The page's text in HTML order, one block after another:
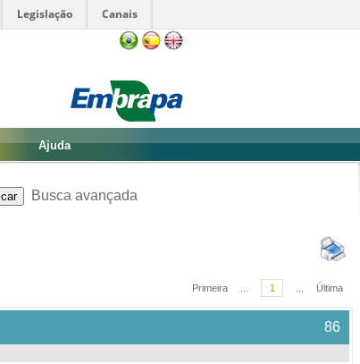
Legislação Canais
Ajuda
Busca avançada
Primeira 1 Última
86